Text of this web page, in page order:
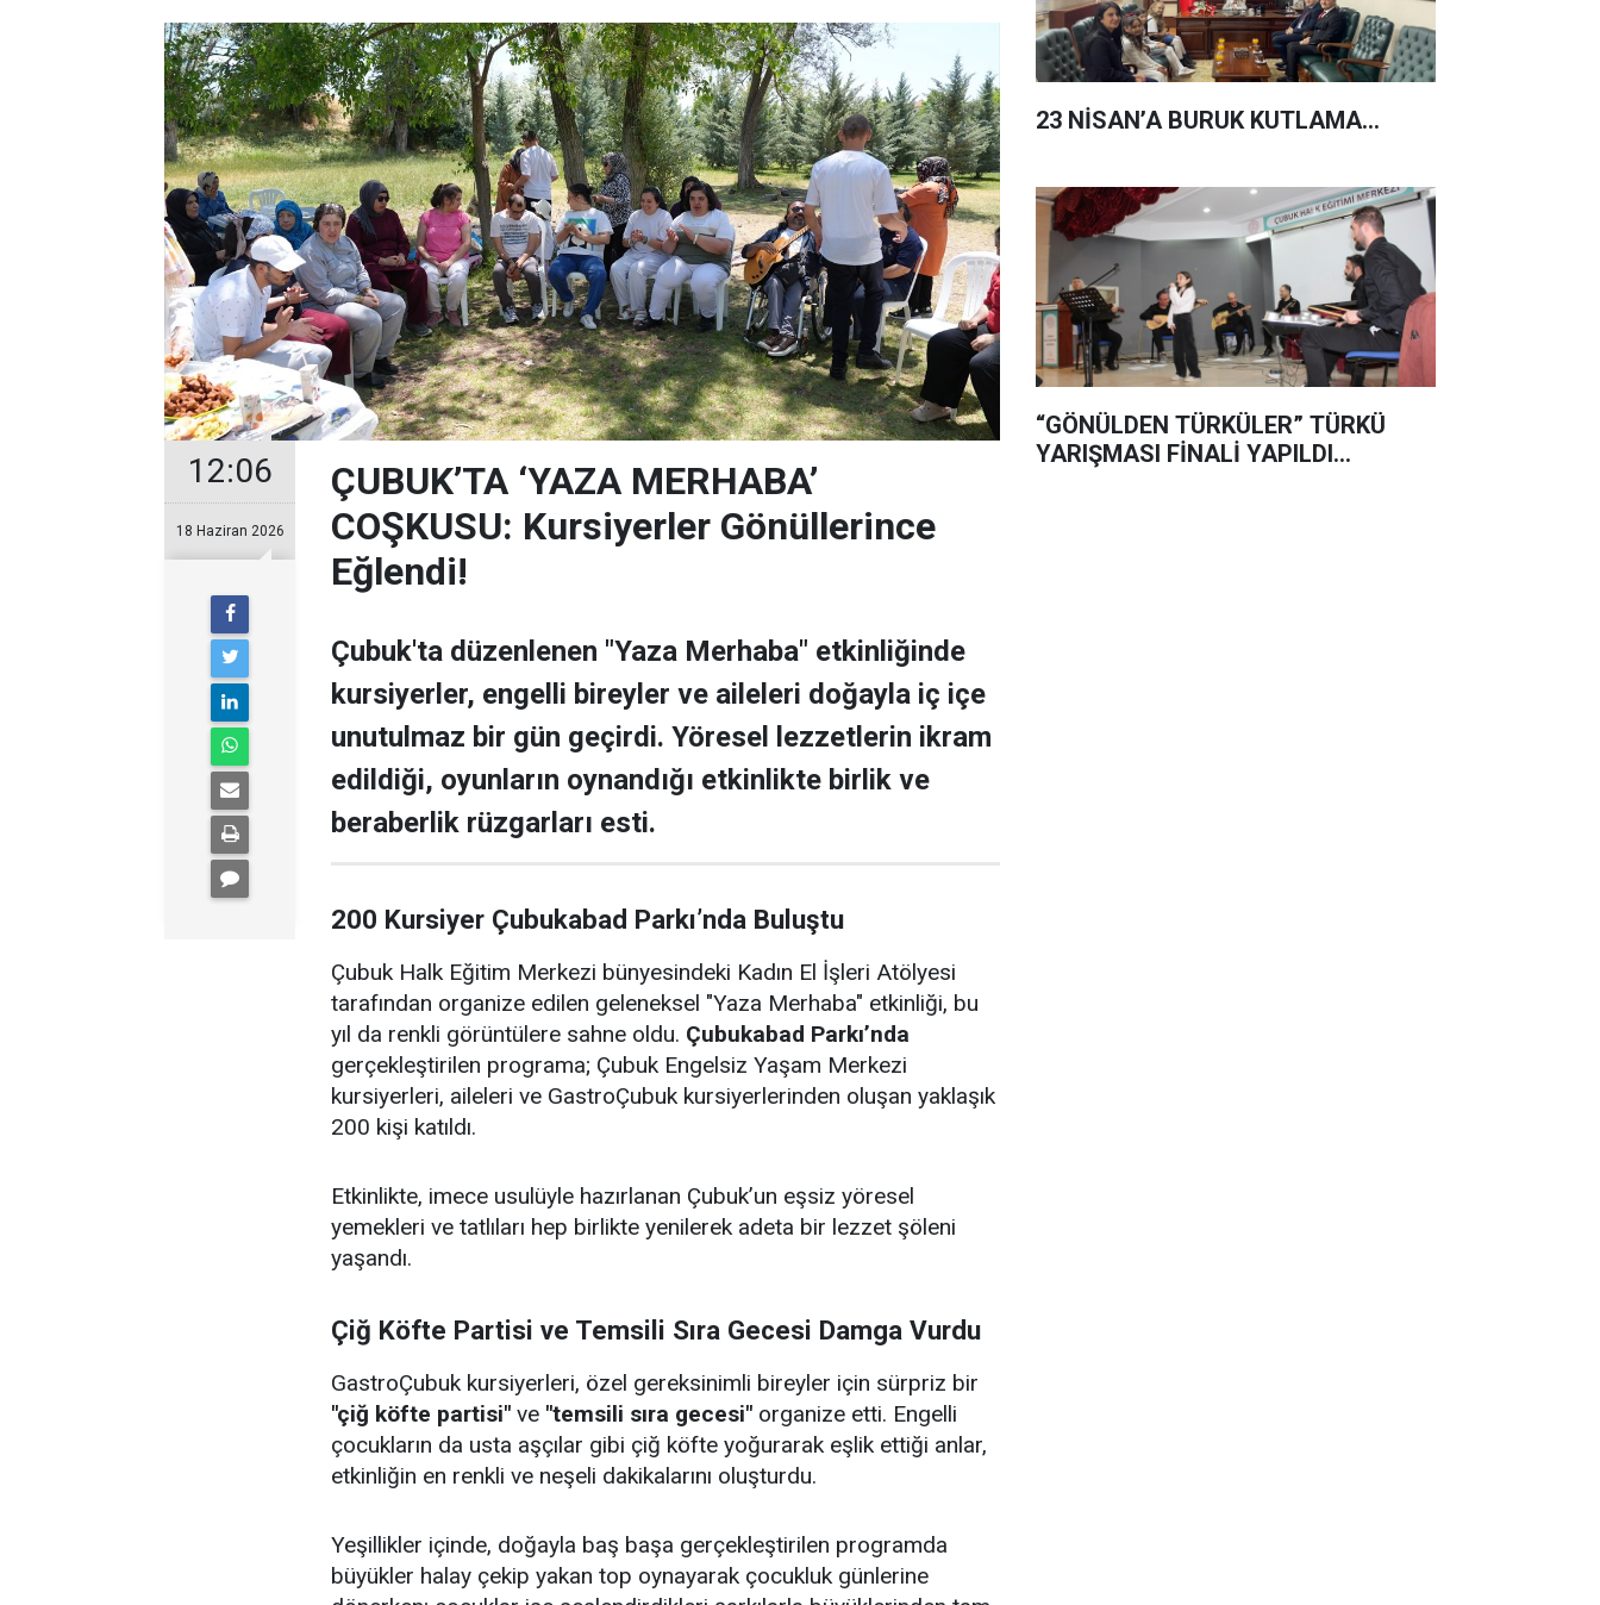
12:06
18 Haziran 2026
ÇUBUK’TA ‘YAZA MERHABA’
COŞKUSU: Kursiyerler Gönüllerince
Eğlendi!
Çubuk'ta düzenlenen "Yaza Merhaba" etkinliğinde
kursiyerler, engelli bireyler ve aileleri doğayla iç içe
unutulmaz bir gün geçirdi. Yöresel lezzetlerin ikram
edildiği, oyunların oynandığı etkinlikte birlik ve
beraberlik rüzgarları esti.
200 Kursiyer Çubukabad Parkı’nda Buluştu
Çubuk Halk Eğitim Merkezi bünyesindeki Kadın El İşleri Atölyesi
tarafından organize edilen geleneksel "Yaza Merhaba" etkinliği, bu
yıl da renkli görüntülere sahne oldu. Çubukabad Parkı’nda
gerçekleştirilen programa; Çubuk Engelsiz Yaşam Merkezi
kursiyerleri, aileleri ve GastroÇubuk kursiyerlerinden oluşan yaklaşık
200 kişi katıldı.
Etkinlikte, imece usulüyle hazırlanan Çubuk’un eşsiz yöresel
yemekleri ve tatlıları hep birlikte yenilerek adeta bir lezzet şöleni
yaşandı.
Çiğ Köfte Partisi ve Temsili Sıra Gecesi Damga Vurdu
GastroÇubuk kursiyerleri, özel gereksinimli bireyler için sürpriz bir
"çiğ köfte partisi" ve "temsili sıra gecesi" organize etti. Engelli
çocukların da usta aşçılar gibi çiğ köfte yoğurarak eşlik ettiği anlar,
etkinliğin en renkli ve neşeli dakikalarını oluşturdu.
Yeşillikler içinde, doğayla baş başa gerçekleştirilen programda
büyükler halay çekip yakan top oynayarak çocukluk günlerine
23 NİSAN’A BURUK KUTLAMA...
“GÖNÜLDEN TÜRKÜLER” TÜRKÜ
YARIŞMASI FİNALİ YAPILDI…